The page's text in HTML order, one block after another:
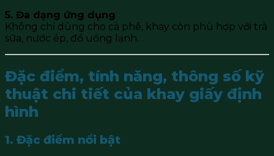
5. Đa dạng ứng dụng
Không chỉ dùng cho cà phê, khay còn phù hợp với trà
sữa, nước ép, đồ uống lạnh…
Đặc điểm, tính năng, thông số kỹ
thuật chi tiết của khay giấy định
hình
1. Đặc điểm nổi bật